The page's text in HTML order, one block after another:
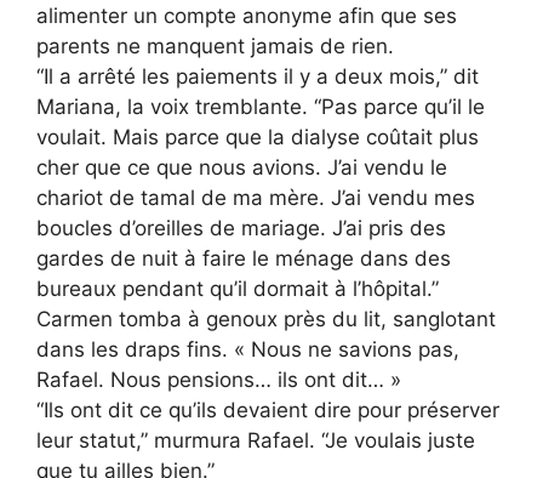
alimenter un compte anonyme afin que ses
parents ne manquent jamais de rien.
“Il a arrêté les paiements il y a deux mois,” dit
Mariana, la voix tremblante. “Pas parce qu’il le
voulait. Mais parce que la dialyse coûtait plus
cher que ce que nous avions. J’ai vendu le
chariot de tamal de ma mère. J’ai vendu mes
boucles d’oreilles de mariage. J’ai pris des
gardes de nuit à faire le ménage dans des
bureaux pendant qu’il dormait à l’hôpital.”
Carmen tomba à genoux près du lit, sanglotant
dans les draps fins. « Nous ne savions pas,
Rafael. Nous pensions… ils ont dit… »
“Ils ont dit ce qu’ils devaient dire pour préserver
leur statut,” murmura Rafael. “Je voulais juste
que tu ailles bien.”